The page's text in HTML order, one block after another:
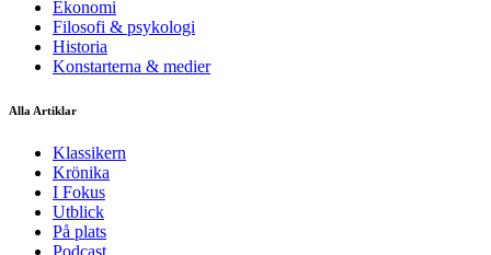
Ekonomi
Filosofi & psykologi
Historia
Konstarterna & medier
Alla Artiklar
Klassikern
Krönika
I Fokus
Utblick
På plats